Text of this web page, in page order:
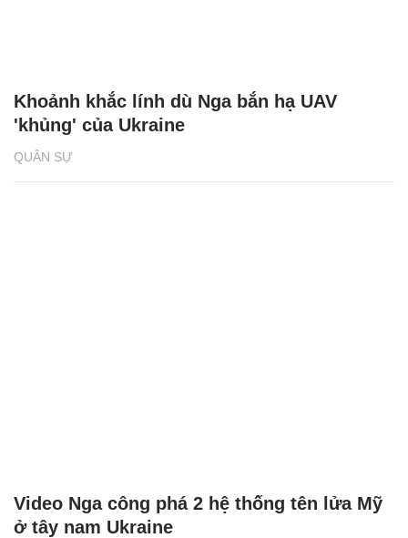
QUÂN SỰ
Khoảnh khắc lính dù Nga bắn hạ UAV
'khủng' của Ukraine
Video Nga công phá 2 hệ thống tên lửa Mỹ
ở tây nam Ukraine